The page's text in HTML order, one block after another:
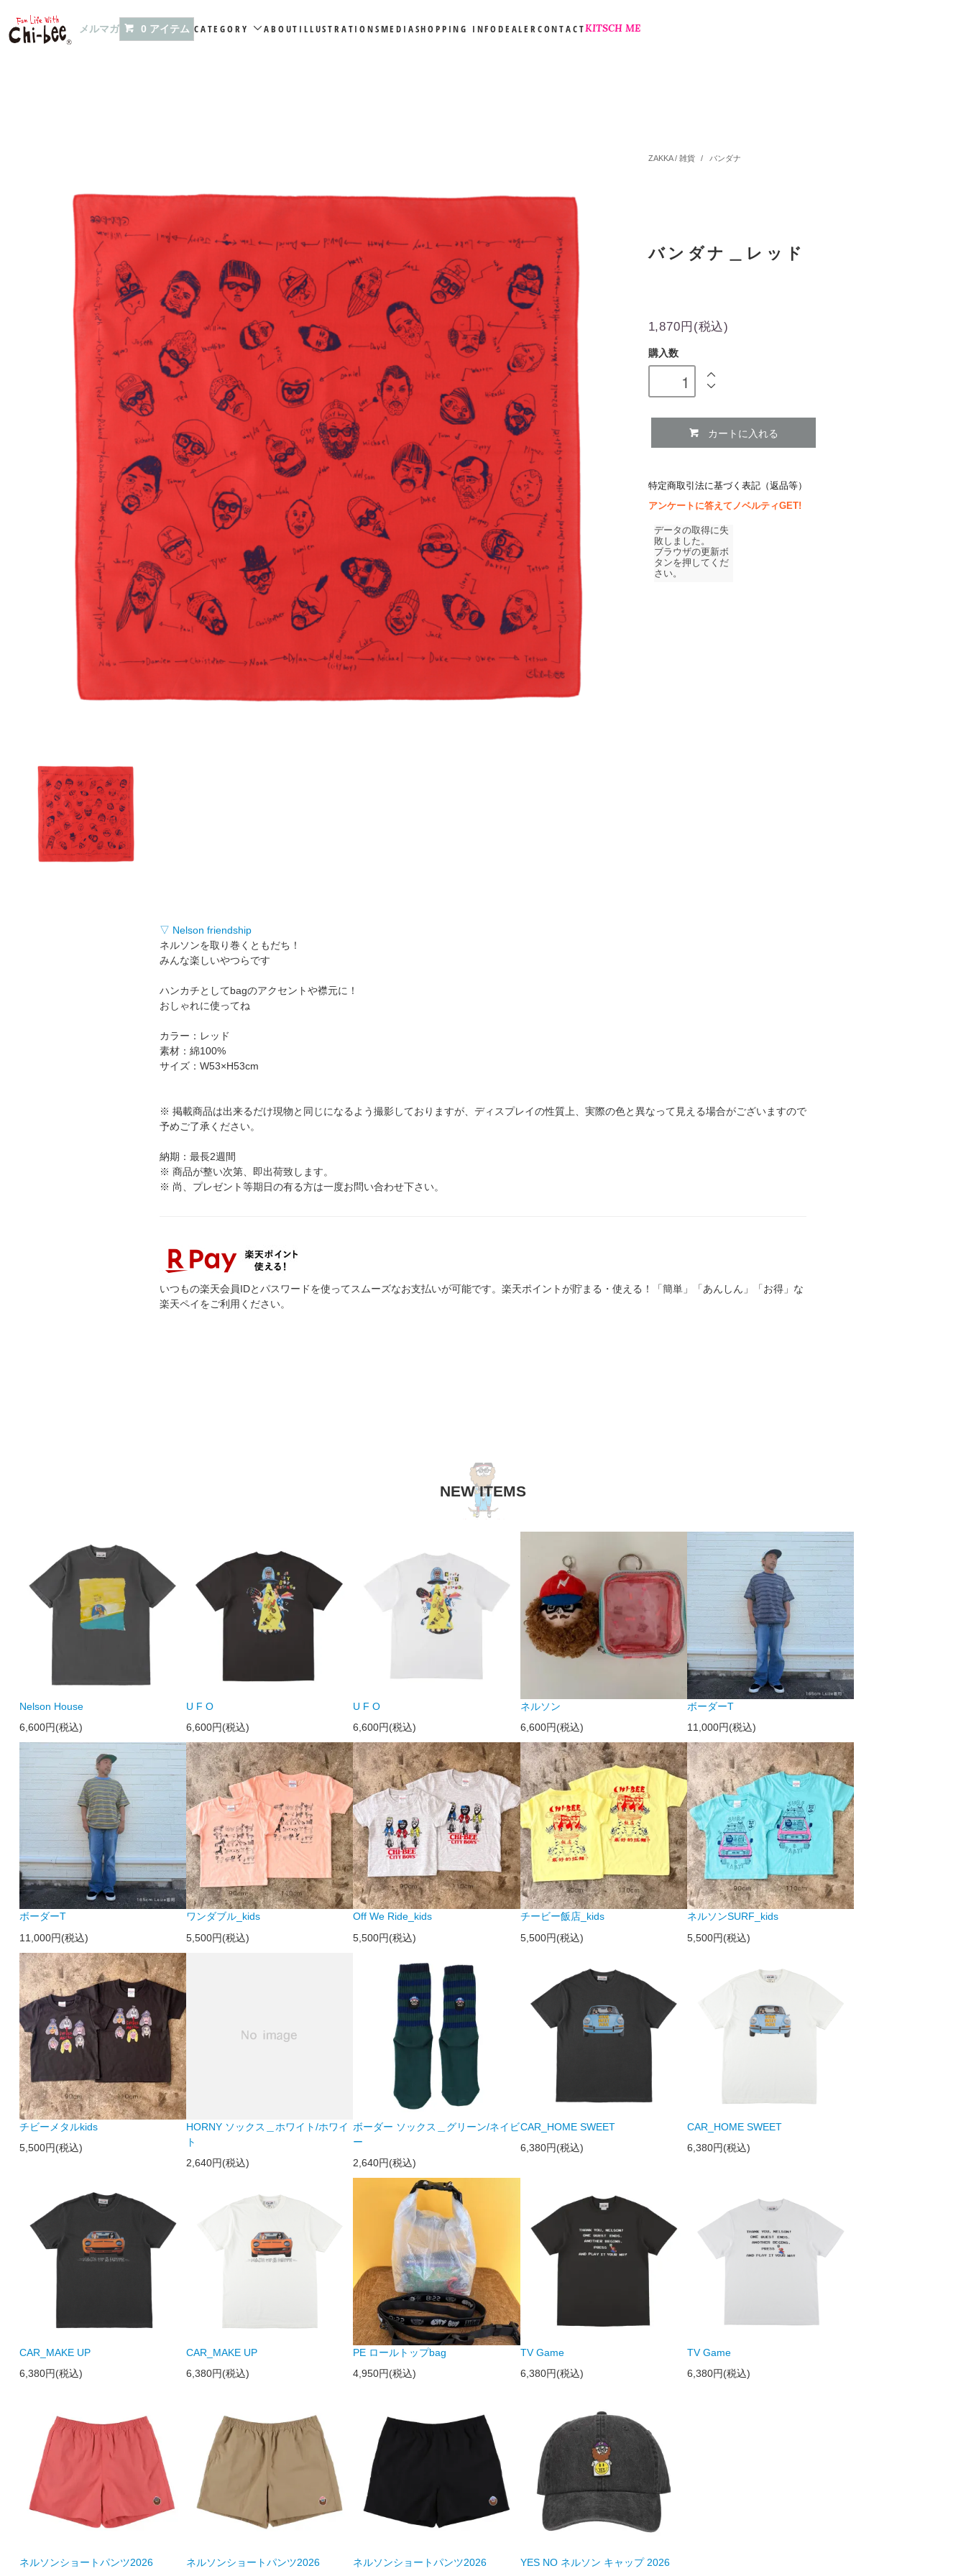
メルマガ 0 アイテム CATEGORY ABOUT ILLUSTRATIONSMEDIASHOPPING INFODEALERCONTACTKITSCH ME
ZAKKA / 雑貨 / バンダナ
バンダナ＿レッド
1,870円(税込)
購入数
カートに入れる
特定商取引法に基づく表記（返品等）
アンケートに答えてノベルティGET!
▽ Nelson friendship
ネルソンを取り巻くともだち！
みんな楽しいやつらです
ハンカチとしてbagのアクセントや襟元に！
おしゃれに使ってね
カラー：レッド
素材：綿100%
サイズ：W53×H53cm
※ 掲載商品は出来るだけ現物と同じになるよう撮影しておりますが、ディスプレイの性質上、実際の色と異なって見える場合がございますので
予めご了承ください。
納期：最長2週間
※ 商品が整い次第、即出荷致します。
※ 尚、プレゼント等期日の有る方は一度お問い合わせ下さい。
いつもの楽天会員IDとパスワードを使ってスムーズなお支払いが可能です。楽天ポイントが貯まる・使える！「簡単」「あんしん」「お得」な
楽天ペイをご利用ください。
NEW ITEMS
Nelson House
6,600円(税込)
U F O
6,600円(税込)
U F O
6,600円(税込)
ネルソン
6,600円(税込)
ボーダーT
11,000円(税込)
ボーダーT
11,000円(税込)
ワンダブル_kids
5,500円(税込)
Off We Ride_kids
5,500円(税込)
チービー飯店_kids
5,500円(税込)
ネルソンSURF_kids
5,500円(税込)
チビーメタルkids
5,500円(税込)
HORNY ソックス＿ホワイト/ホワイ
ト
2,640円(税込)
ボーダー ソックス＿グリーン/ネイビ
ー
2,640円(税込)
CAR_HOME SWEET
6,380円(税込)
CAR_HOME SWEET
6,380円(税込)
CAR_MAKE UP
6,380円(税込)
CAR_MAKE UP
6,380円(税込)
PE ロールトップbag
4,950円(税込)
TV Game
6,380円(税込)
TV Game
6,380円(税込)
ネルソンショートパンツ2026 ネルソンショートパンツ2026 ネルソンショートパンツ2026 YES NO ネルソン キャップ 2026